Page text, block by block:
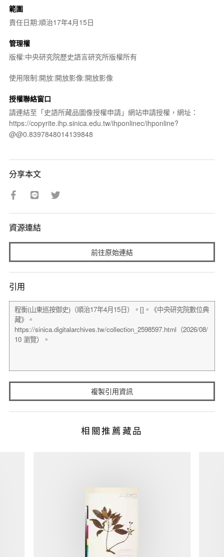
範圍
責任日期:順治17年4月15日
管理權
版權:中央研究院歷史語言研究所版權所有
使用限制:開放:開放影像:開放影像
授權聯絡窗口
請連結至「史語所藏品圖像授權申請」網站申請授權，網址：
https://copyrite.ihp.sinica.edu.tw/ihponlinec/ihponline?
@@0.8397848014139848
分享本文
資源連結
前往原始連結
引用
複製引用資訊
相關推薦藏品